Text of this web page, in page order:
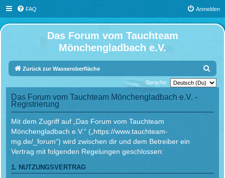
FAQ Anmelden
Das Forum vom Tauchteam
Mönchengladbach e.V.
Zurück zur Wasseroberfläche
u
Sprache:
Das Forum vom Tauchteam Mönchengladbach e.V. -
Registrierung
Mit dem Zugriff auf „Das Forum vom Tauchteam
Mönchengladbach e.V.“ („https://www.tauchteam-
mg.de/_forum“) wird zwischen dir und dem Betreiber ein
Vertrag mit folgenden Regelungen geschlossen:
1. NUTZUNGSVERTRAG